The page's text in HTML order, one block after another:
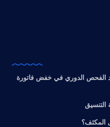
الفحص الدوري في خفض فاتورة
التنسيق
المكثف؟